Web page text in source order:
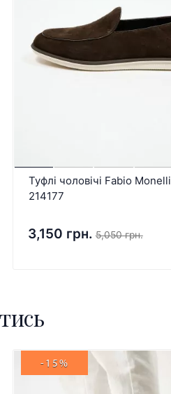
Туфлі чоловічі Fabio Monelli
214177
3,150 грн. 5,050 грн.
-15%